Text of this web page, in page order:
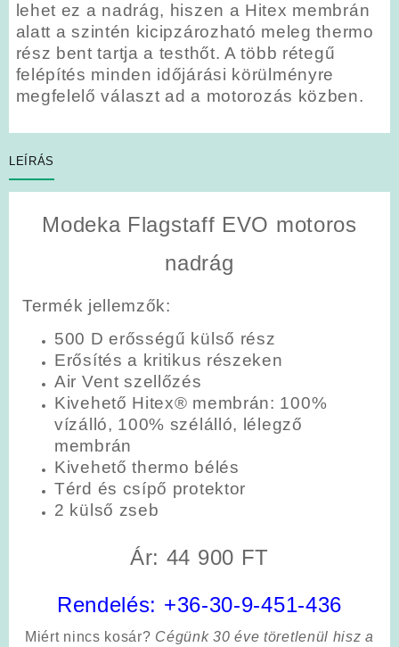
lehet ez a nadrág, hiszen a Hitex membrán
alatt a szintén kicipzározható meleg thermo
rész bent tartja a testhőt. A több rétegű
felépítés minden időjárási körülményre
megfelelő választ ad a motorozás közben.
LEÍRÁS
Modeka Flagstaff EVO motoros
nadrág
Termék jellemzők:
500 D erősségű külső rész
Erősítés a kritikus részeken
Air Vent szellőzés
Kivehető Hitex® membrán: 100%
vízálló, 100% szélálló, lélegző
membrán
Kivehető thermo bélés
Térd és csípő protektor
2 külső zseb
Ár: 44 900 FT
Rendelés: +36-30-9-451-436
Miért nincs kosár? Cégünk 30 éve töretlenül hisz a